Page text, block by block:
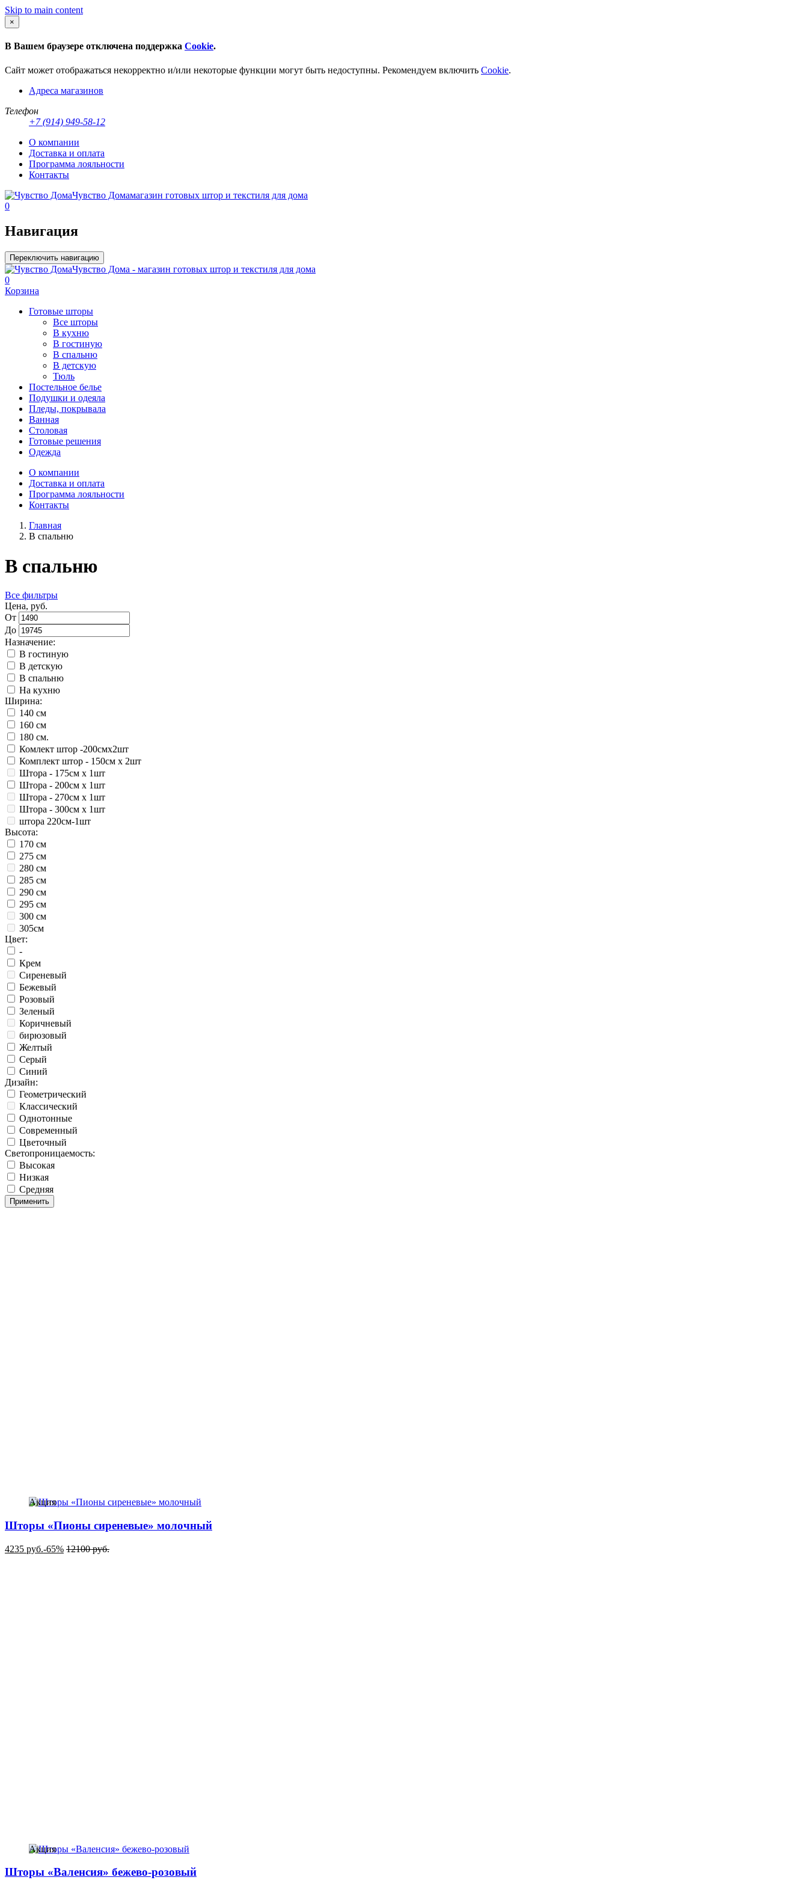
Skip to main content
×
В Вашем браузере отключена поддержка Cookie.
Сайт может отображаться некорректно и/или некоторые функции могут быть недоступны. Рекомендуем включить Cookie.
Адреса магазинов
Телефон
+7 (914) 949-58-12
О компании
Доставка и оплата
Программа лояльности
Контакты
Чувство Домамагазин готовых штор и текстиля для дома
0
Навигация
Переключить навигацию
Чувство Дома - магазин готовых штор и текстиля для дома
0
Корзина
Готовые шторы
Все шторы
В кухню
В гостиную
В спальню
В детскую
Тюль
Постельное белье
Подушки и одеяла
Пледы, покрывала
Ванная
Столовая
Готовые решения
Одежда
О компании
Доставка и оплата
Программа лояльности
Контакты
Главная
В спальню
В спальню
Все фильтры
Цена, руб.
От
До
Назначение:
В гостиную
В детскую
В спальню
На кухню
Ширина:
140 см
160 см
180 см.
Комлект штор -200смх2шт
Комплект штор - 150см х 2шт
Штора - 175см х 1шт
Штора - 200см х 1шт
Штора - 270см х 1шт
Штора - 300см х 1шт
штора 220см-1шт
Высота:
170 см
275 см
280 см
285 см
290 см
295 см
300 см
305см
Цвет:
-
Крем
Сиреневый
Бежевый
Розовый
Зеленый
Коричневый
бирюзовый
Желтый
Серый
Синий
Дизайн:
Геометрический
Классический
Однотонные
Современный
Цветочный
Светопроницаемость:
Высокая
Низкая
Средняя
Применить
Акция
Шторы «Пионы сиреневые» молочный
4235 руб.-65% 12100руб.
Акция
Шторы «Валенсия» бежево-розовый